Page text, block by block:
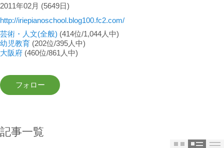
2011年02月 (5649日)
http://iriepianoschool.blog100.fc2.com/
芸術・人文(全般) (414位/1,044人中)
幼児教育 (202位/395人中)
大阪府 (460位/861人中)
記事一覧